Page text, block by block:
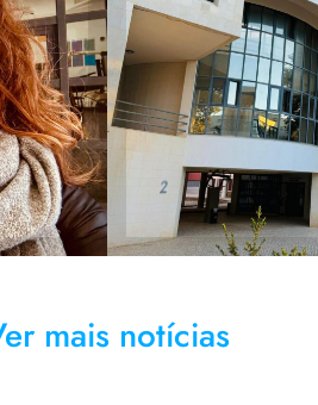
mais notícias